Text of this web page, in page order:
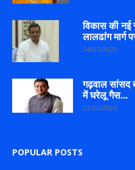
विकास की नई
लालढांग मार्ग
14/07/2026
गढ़वाल सांसद
में घरेलू गैस...
23/06/2026
POPULAR POSTS